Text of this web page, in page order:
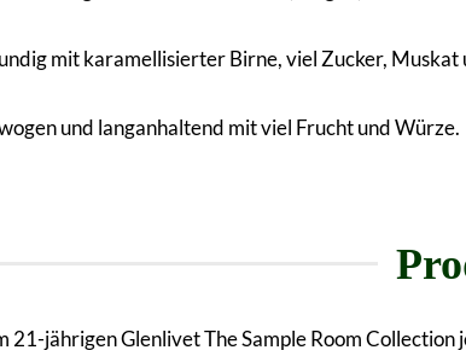
mit karamellisierter Birne, viel Zucker, Muskat
und langanhaltend mit viel Frucht und Würze.
21-jährigen Glenlivet The Sample Room